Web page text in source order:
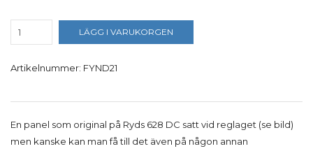
LÄGG I VARUKORGEN
Artikelnummer: FYND21
En panel som original på Ryds 628 DC satt vid reglaget (se bild)
men kanske kan man få till det även på någon annan